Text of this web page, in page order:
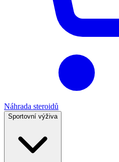
Náhrada steroidů
Sportovní výživa